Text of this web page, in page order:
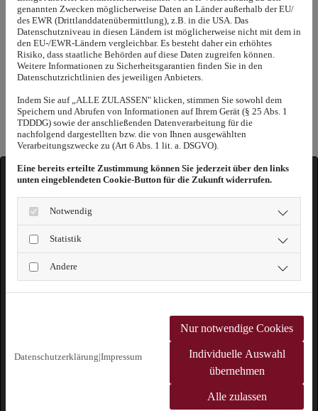
Google Maps inaktiv
Aufgrund Ihrer Cookie-Einstellungen kann dieses
Sie bitte Ihre Cookie-Einstellungen entsprechend
an.
genannten Zwecken möglicherweise Daten an Länder außerhalb der EU/
des EWR (Drittlanddatenübermittlung), z.B. in die USA. Das
Datenschutzniveau in diesen Ländern ist möglicherweise nicht mit dem in
den EU-/EWR-Ländern vergleichbar. Es besteht daher ein erhöhtes
Risiko, dass staatliche Behörden auf diese Daten zugreifen können.
Weitere Informationen zu Sicherheitsgarantien finden Sie in den
Datenschutzrichtlinien des jeweiligen Anbieters.
Indem Sie auf „ALLE ZULASSEN" klicken, stimmen Sie sowohl dem
Speichern und Abrufen von Informationen auf Ihrem Gerät (§ 25 Abs. 1
TDDDG) sowie der anschließenden Datenverarbeitung für die
nachfolgend dargestellten bzw. die von Ihnen ausgewählten
Verarbeitungszwecke zu (Art 6 Abs. 1 lit. a. DSGVO).
Eine bereits erteilte Zustimmung können Sie jederzeit über den links
unten eingeblendeten Cookie-Button für die Zukunft widerrufen.
Notwendig
Statistik
Andere
Datenschutzerklärung|Impressum
Nur notwendige Cookies
Individuelle Auswahl
übernehmen
Alle zulassen